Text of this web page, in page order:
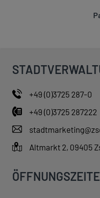
+49 (0)3725 287-0
+49 (0)3725 287222
Altmarkt 2, 09405